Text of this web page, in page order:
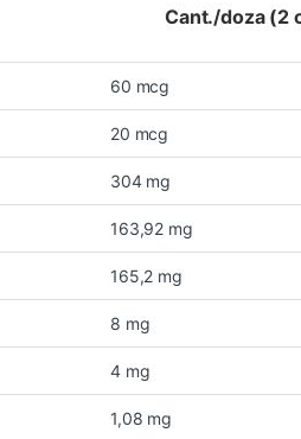
Cant./doza (2
60 mcg
20 mcg
304 mg
163,92 mg
165,2 mg
8 mg
4 mg
1,08 mg